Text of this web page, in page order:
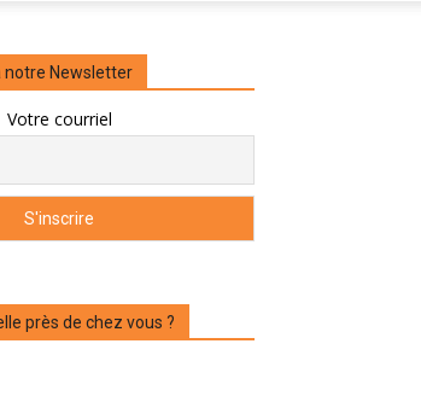
notre Newsletter
Votre courriel
près de chez vous ?